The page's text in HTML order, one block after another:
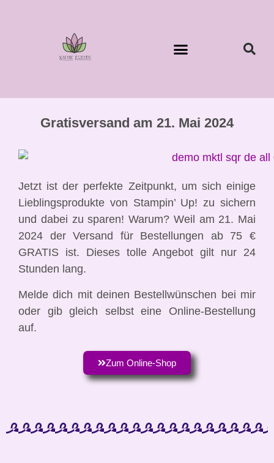
Gratisversand am 21. Mai 2024
Jetzt ist der perfekte Zeitpunkt, um sich einige
Lieblingsprodukte von Stampin’ Up! zu sichern
und dabei zu sparen! Warum? Weil am 21. Mai
2024 der Versand für Bestellungen ab 75 €
GRATIS ist. Dieses tolle Angebot gilt nur 24
Stunden lang.
Melde dich mit deinen Bestellwünschen bei mir
oder gib gleich selbst eine Online-Bestellung
auf.
Zum Online-Shop